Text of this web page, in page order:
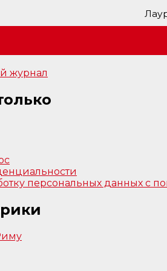
персональных данных с